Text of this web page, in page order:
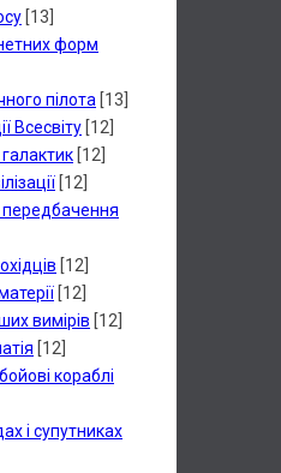
[13]
форм
пілота [13]
Всесвіту [12]
галактик [12]
[12]
передбачення
[12]
[12]
вимірів [12]
[12]
кораблі
і супутниках